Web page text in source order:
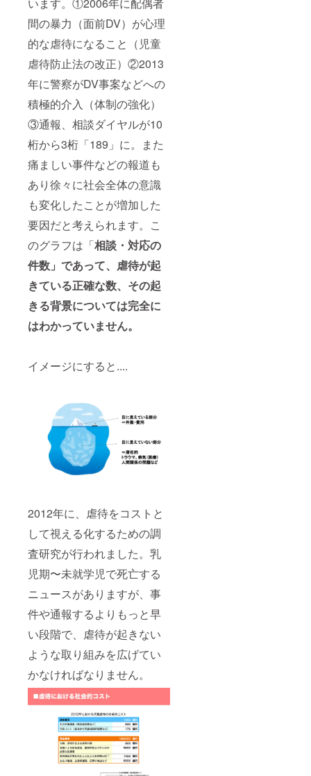
います。①2006年に配偶者
間の暴力（面前DV）が心理
的な虐待になること（児童
虐待防止法の改正）②2013
年に警察がDV事案などへの
積極的介入（体制の強化）
③通報、相談ダイヤルが10
桁から3桁「189」に。また
痛ましい事件などの報道も
あり徐々に社会全体の意識
も変化したことが増加した
要因だと考えられます。こ
のグラフは「相談・対応の
件数」であって、 虐待が起
きている正確な数、 その起
きる背景については完全に
はわかっていません。
イメージにすると....
2012年に、虐待をコストと
して視える化するための調
査研究が行われました。乳
児期〜未就学児で死亡する
ニュースがありますが、事
件や通報するよりもっと早
い段階で、虐待が起きない
ような取り組みを広げてい
かなければなりません。